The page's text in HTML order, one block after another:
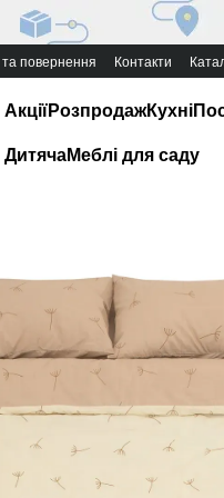
повернення Контакти
АкціїРозпродажКухні
ДитячаМеблі для саду